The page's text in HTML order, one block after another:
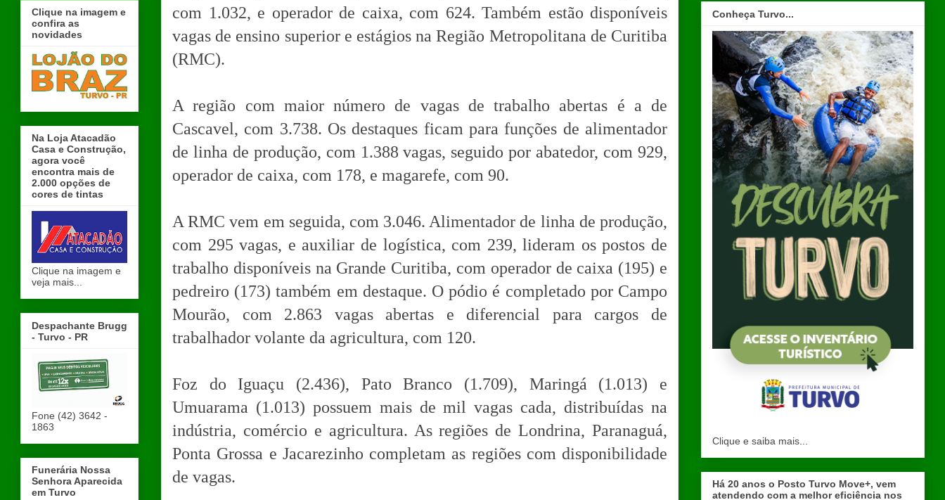
com 1.032, e operador de caixa, com 624. Também estão disponíveis
vagas de ensino superior e estágios na Região Metropolitana de Curitiba
(RMC).
A região com maior número de vagas de trabalho abertas é a de
Cascavel, com 3.738. Os destaques ficam para funções de alimentador
de linha de produção, com 1.388 vagas, seguido por abatedor, com 929,
operador de caixa, com 178, e magarefe, com 90.
A RMC vem em seguida, com 3.046. Alimentador de linha de produção,
com 295 vagas, e auxiliar de logística, com 239, lideram os postos de
trabalho disponíveis na Grande Curitiba, com operador de caixa (195) e
pedreiro (173) também em destaque. O pódio é completado por Campo
Mourão, com 2.863 vagas abertas e diferencial para cargos de
trabalhador volante da agricultura, com 120.
Foz do Iguaçu (2.436), Pato Branco (1.709), Maringá (1.013) e
Umuarama (1.013) possuem mais de mil vagas cada, distribuídas na
indústria, comércio e agricultura. As regiões de Londrina, Paranaguá,
Ponta Grossa e Jacarezinho completam as regiões com disponibilidade
de vagas.
Clique na imagem e
confira as
novidades
Na Loja Atacadão
Casa e Construção,
agora você
encontra mais de
2.000 opções de
cores de tintas
Clique na imagem e
veja mais...
Despachante Brugg
- Turvo - PR
Fone (42) 3642 -
1863
Funerária Nossa
Senhora Aparecida
em Turvo
Conheça Turvo...
Clique e saiba mais...
Há 20 anos o Posto Turvo Move+, vem
atendendo com a melhor eficiência nos